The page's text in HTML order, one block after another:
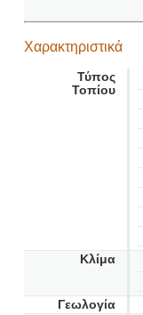
Χαρακτηριστικά
Τύπος
Τοπίου
Κλίμα
Γεωλογία